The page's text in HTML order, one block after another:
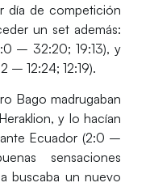
día de competición
un set además:
– 32:20; 19:13), y
– 12:24; 12:19).
Bago madrugaban
y lo hacían
Ecuador (2:0 –
sensaciones
buscaba un nuevo